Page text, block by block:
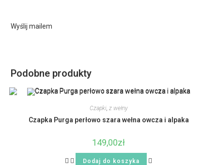
Wyślij mailem
Podobne produkty
Czapki, z wełny
Czapka Purga perłowo szara wełna owcza i alpaka
149,00zł
Dodaj do koszyka